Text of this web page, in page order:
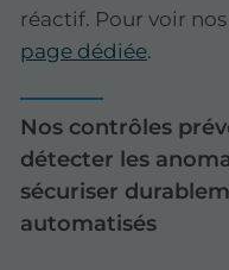
réactif. Pour voir
page dédiée.
Nos contrôles
détecter les
sécuriser
automatisés